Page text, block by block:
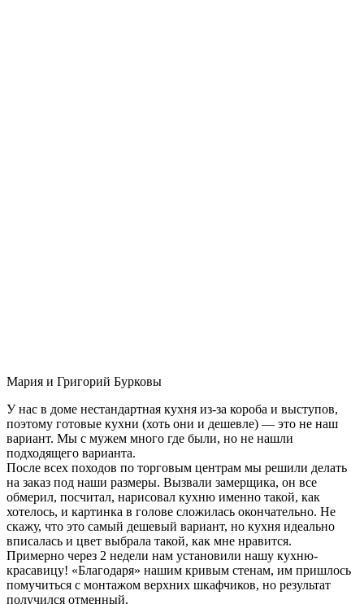
Мария и Григорий Бурковы
У нас в доме нестандартная кухня из-за короба и выступов,
поэтому готовые кухни (хоть они и дешевле) — это не наш
вариант. Мы с мужем много где были, но не нашли
подходящего варианта.
После всех походов по торговым центрам мы решили делать
на заказ под наши размеры. Вызвали замерщика, он все
обмерил, посчитал, нарисовал кухню именно такой, как
хотелось, и картинка в голове сложилась окончательно. Не
скажу, что это самый дешевый вариант, но кухня идеально
вписалась и цвет выбрала такой, как мне нравится.
Примерно через 2 недели нам установили нашу кухню-
красавицу! «Благодаря» нашим кривым стенам, им пришлось
помучиться с монтажом верхних шкафчиков, но результат
получился отменный.